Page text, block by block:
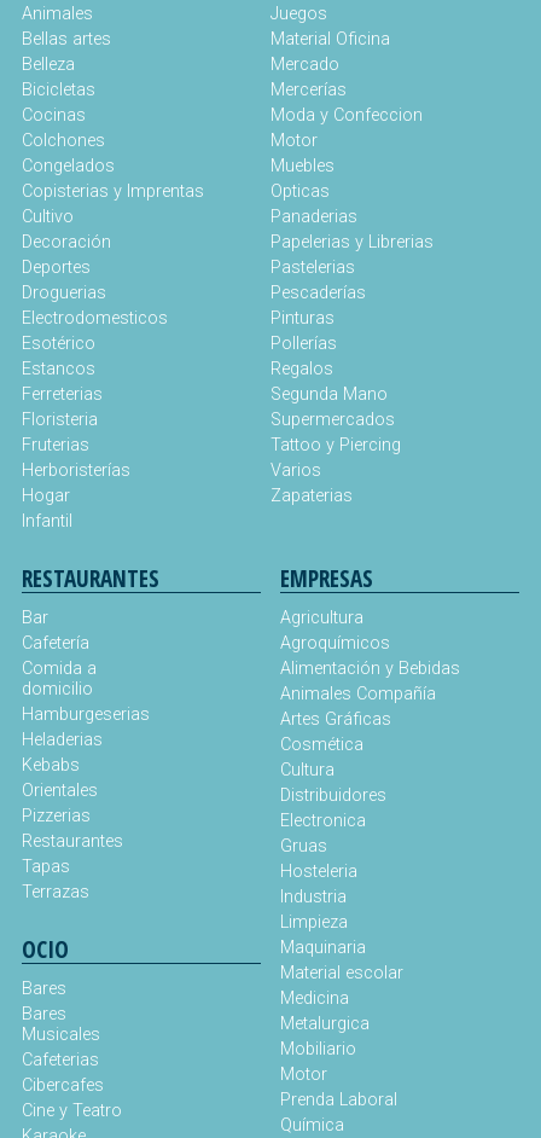
Animales
Bellas artes
Belleza
Bicicletas
Cocinas
Colchones
Congelados
Copisterias y Imprentas
Cultivo
Decoración
Deportes
Droguerias
Electrodomesticos
Esotérico
Estancos
Ferreterias
Floristeria
Fruterias
Herboristerías
Hogar
Infantil
Juegos
Material Oficina
Mercado
Mercerías
Moda y Confeccion
Motor
Muebles
Opticas
Panaderias
Papelerias y Librerias
Pastelerias
Pescaderías
Pinturas
Pollerías
Regalos
Segunda Mano
Supermercados
Tattoo y Piercing
Varios
Zapaterias
RESTAURANTES
Bar
Cafetería
Comida a
domicilio
Hamburgeserias
Heladerias
Kebabs
Orientales
Pizzerias
Restaurantes
Tapas
Terrazas
OCIO
Bares
Bares
Musicales
Cafeterias
Cibercafes
Cine y Teatro
EMPRESAS
Agricultura
Agroquímicos
Alimentación y Bebidas
Animales Compañía
Artes Gráficas
Cosmética
Cultura
Distribuidores
Electronica
Gruas
Hosteleria
Industria
Limpieza
Maquinaria
Material escolar
Medicina
Metalurgica
Mobiliario
Motor
Prenda Laboral
Química